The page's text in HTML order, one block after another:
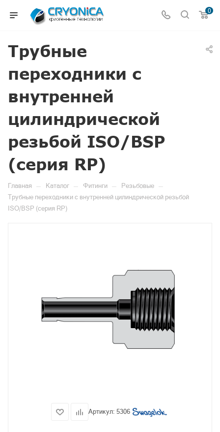
0
Трубные
переходники с
внутренней
цилиндрической
резьбой ISO/BSP
(серия RP)
Главная — Каталог — Фитинги — Резьбовые —
Трубные переходники с внутренней цилиндрической резьбой
ISO/BSP (серия RP)
Артикул: 5306